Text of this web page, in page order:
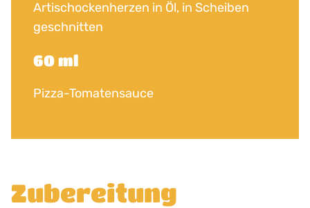
Zubereitung
Artischockenherzen in Öl, in Scheiben
geschnitten
60 ml
Pizza-Tomatensauce